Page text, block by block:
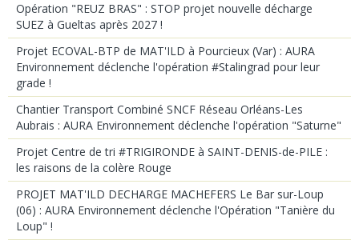
Opération "REUZ BRAS" : STOP projet nouvelle décharge
SUEZ à Gueltas après 2027 !
Projet ECOVAL-BTP de MAT'ILD à Pourcieux (Var) : AURA
Environnement déclenche l'opération #Stalingrad pour leur
grade !
Chantier Transport Combiné SNCF Réseau Orléans-Les
Aubrais : AURA Environnement déclenche l'opération "Saturne"
Projet Centre de tri #TRIGIRONDE à SAINT-DENIS-de-PILE :
les raisons de la colère Rouge
PROJET MAT'ILD DECHARGE MACHEFERS Le Bar sur-Loup
(06) : AURA Environnement déclenche l'Opération "Tanière du
Loup" !